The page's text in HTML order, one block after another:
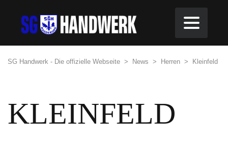
SG Handwerk - Die offizielle Webseite > News > Herren > Kleinfeld
KLEINFELD